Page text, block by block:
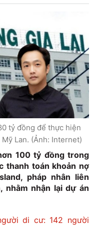
tỷ đồng để thực hiện
Lan. (Ảnh: Internet)
100 tỷ đồng trong
thanh toán khoản nợ
pháp nhân liên
nhằm nhận lại dự án
di cư: 142 người